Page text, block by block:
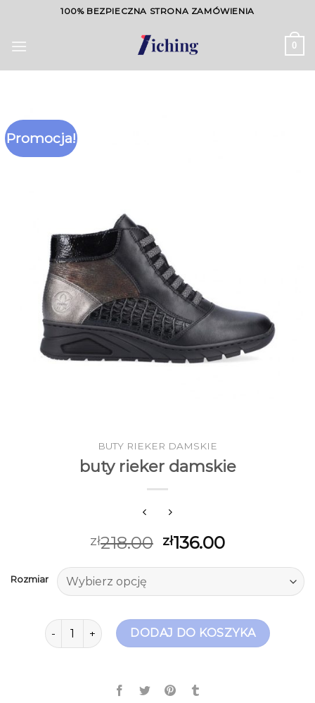
content
100% BEZPIECZNA STRONA ZAMÓWIENIA
0
Promocja!
BUTY RIEKER DAMSKIE
buty rieker damskie
zł218.00 zł136.00
Rozmiar
ilość buty rieker damskieDODAJ DO KOSZYKA